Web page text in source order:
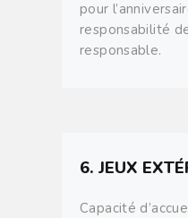
pour
responsabilité
responsable.
6. JEUX
Capacité